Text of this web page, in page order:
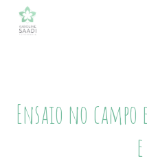
Ensaio no campo